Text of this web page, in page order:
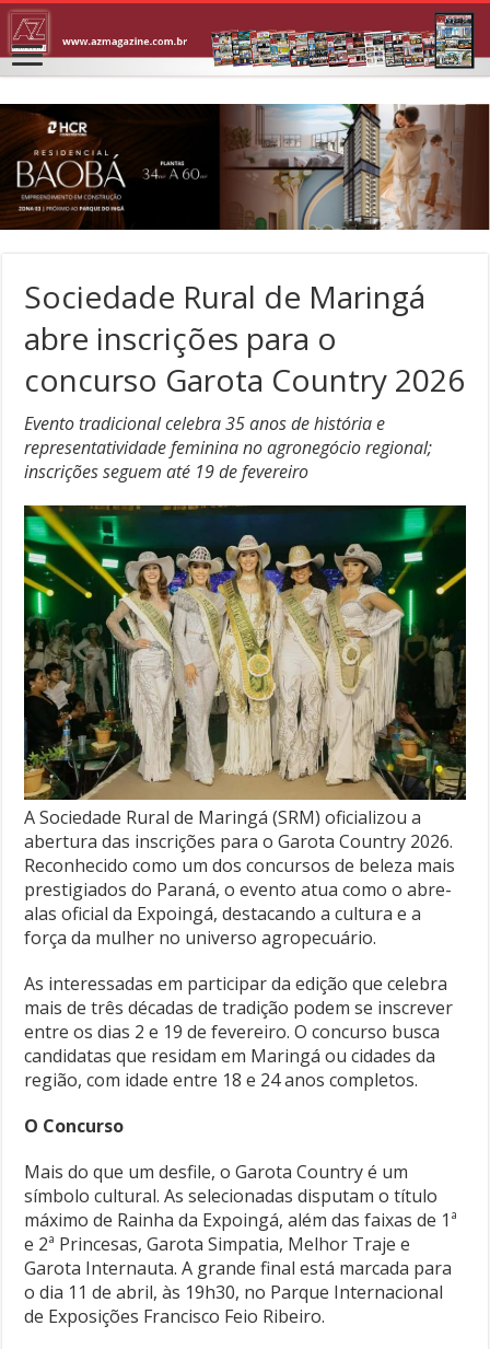
Sociedade Rural de Maringá
abre inscrições para o
concurso Garota Country 2026
Evento tradicional celebra 35 anos de história e
representatividade feminina no agronegócio regional;
inscrições seguem até 19 de fevereiro
A Sociedade Rural de Maringá (SRM) oficializou a
abertura das inscrições para o Garota Country 2026.
Reconhecido como um dos concursos de beleza mais
prestigiados do Paraná, o evento atua como o abre-
alas oficial da Expoingá, destacando a cultura e a
força da mulher no universo agropecuário.
As interessadas em participar da edição que celebra
mais de três décadas de tradição podem se inscrever
entre os dias 2 e 19 de fevereiro. O concurso busca
candidatas que residam em Maringá ou cidades da
região, com idade entre 18 e 24 anos completos.
O Concurso
Mais do que um desfile, o Garota Country é um
símbolo cultural. As selecionadas disputam o título
máximo de Rainha da Expoingá, além das faixas de 1ª
e 2ª Princesas, Garota Simpatia, Melhor Traje e
Garota Internauta. A grande final está marcada para
o dia 11 de abril, às 19h30, no Parque Internacional
de Exposições Francisco Feio Ribeiro.